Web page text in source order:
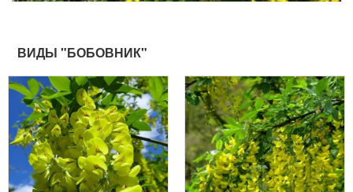
ВИДЫ "БОБОВНИК"